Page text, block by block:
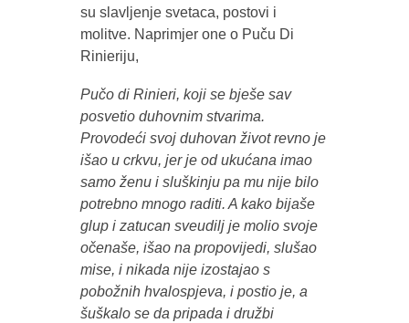
su slavljenje svetaca, postovi i
molitve. Naprimjer one o Puču Di
Rinieriju,
Pučo di Rinieri, koji se bješe sav
posvetio duhovnim stvarima.
Provodeći svoj duhovan život revno je
išao u crkvu, jer je od ukućana imao
samo ženu i sluškinju pa mu nije bilo
potrebno mnogo raditi. A kako bijaše
glup i zatucan sveudilj je molio svoje
očenaše, išao na propovijedi, slušao
mise, i nikada nije izostajao s
pobožnih hvalospjeva, i postio je, a
šuškalo se da pripada i družbi